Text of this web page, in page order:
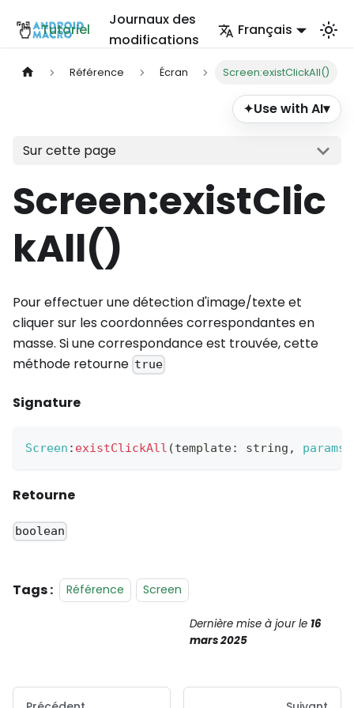
Tutoriel
Journaux des
modifications
Français
Référence Écran Screen:existClickAll()
✦Use with AI▾
Sur cette page
Screen:existClic
kAll()
Pour effectuer une détection d'image/texte et
cliquer sur les coordonnées correspondantes en
masse. Si une correspondance est trouvée, cette
méthode retourne true
Signature
Screen : existClickAll (template: string , params
Retourne
boolean
Tags : Référence Screen
Dernière mise à jourle 16
mars 2025